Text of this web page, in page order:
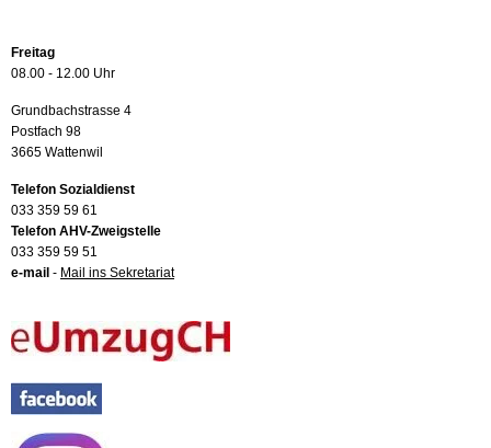
Freitag
08.00 - 12.00 Uhr
Grundbachstrasse 4
Postfach 98
3665 Wattenwil
Telefon Sozialdienst
033 359 59 61
Telefon AHV-Zweigstelle
033 359 59 51
e-mail - Mail ins Sekretariat